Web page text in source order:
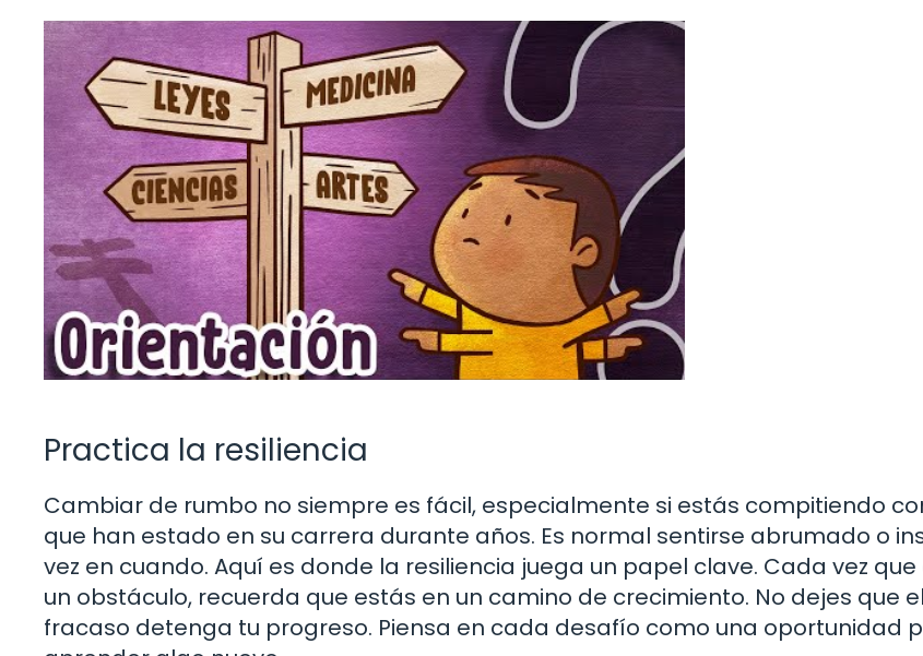
Practica la resiliencia
Cambiar de rumbo no siempre es fácil, especialmente si estás compitiendo
que han estado en su carrera durante años. Es normal sentirse abrumado o
vez en cuando. Aquí es donde la resiliencia juega un papel clave. Cada vez
un obstáculo, recuerda que estás en un camino de crecimiento. No dejes que
fracaso detenga tu progreso. Piensa en cada desafío como una oportunidad